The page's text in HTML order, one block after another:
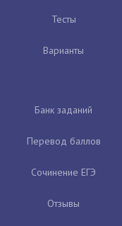
Тесты
Варианты
Банк заданий
Перевод баллов
Сочинение ЕГЭ
Отзывы